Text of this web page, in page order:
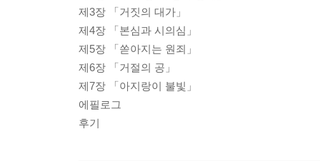
제3장 「거짓의 대가」
제4장 「본심과 시의심」
제5장 「쏟아지는 원죄」
제6장 「거절의 공」
제7장 「아지랑이 불빛」
에필로그
후기